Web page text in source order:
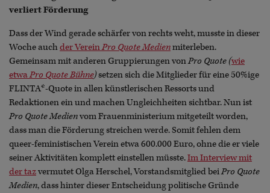
verliert Förderung
Dass der Wind gerade schärfer von rechts weht, musste in dieser
Woche auchder VereinPro Quote Medienmiterleben.
Gemeinsam mit anderen Gruppierungen vonPro Quote (wie
etwaPro Quote Bühne)setzen sich die Mitglieder für eine 50%ige
FLINTA*-Quote in allen künstlerischen Ressorts und
Redaktionen ein und machen Ungleichheiten sichtbar. Nun ist
Pro Quote Medienvom Frauenministerium mitgeteilt worden,
dass man die Förderung streichen werde. Somit fehlen dem
queer-feministischen Verein etwa 600.000 Euro, ohne die er viele
seiner Aktivitäten komplett einstellen müsste.Im Interview mit
der tazvermutet Olga Herschel, Vorstandsmitglied beiPro Quote
Medien, dass hinter dieser Entscheidung politische Gründe